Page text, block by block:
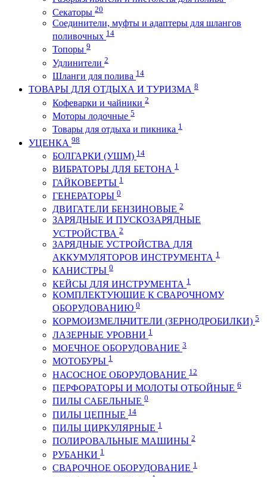
Секаторы 20
Соединители, муфты и адаптеры для шлангов
поливочных 14
Топоры 9
Удлинители 2
Шланги для полива 14
ТОВАРЫ ДЛЯ ОТДЫХА И ТУРИЗМА 8
Кофеварки и чайники 2
Моторы лодочные 5
Товары для отдыха и пикника 1
УЦЕНКА 98
БОЛГАРКИ (УШМ) 14
ВИБРАТОРЫ ДЛЯ БЕТОНА 1
ГАЙКОВЕРТЫ 1
ГЕНЕРАТОРЫ 0
ДВИГАТЕЛИ БЕНЗИНОВЫЕ 2
ЗАРЯДНЫЕ И ПУСКОЗАРЯДНЫЕ
УСТРОЙСТВА 2
ЗАРЯДНЫЕ УСТРОЙСТВА ДЛЯ
АККУМУЛЯТОРОВ ИНСТРУМЕНТА 1
КАНИСТРЫ 0
КЕЙСЫ ДЛЯ ИНСТРУМЕНТА 1
КОМПЛЕКТУЮЩИЕ К СВАРОЧНОМУ
ОБОРУДОВАНИЮ 0
КОРМОИЗМЕЛЬЧИТЕЛИ (ЗЕРНОДРОБИЛКИ) 5
ЛАЗЕРНЫЕ УРОВНИ 1
МОЕЧНОЕ ОБОРУДОВАНИЕ 3
МОТОБУРЫ 1
НАСОСНОЕ ОБОРУДОВАНИЕ 12
ПЕРФОРАТОРЫ И МОЛОТЫ ОТБОЙНЫЕ 6
ПИЛЫ САБЕЛЬНЫЕ 0
ПИЛЫ ЦЕПНЫЕ 14
ПИЛЫ ЦИРКУЛЯРНЫЕ 1
ПОЛИРОВАЛЬНЫЕ МАШИНЫ 2
РУБАНКИ 1
СВАРОЧНОЕ ОБОРУДОВАНИЕ 1